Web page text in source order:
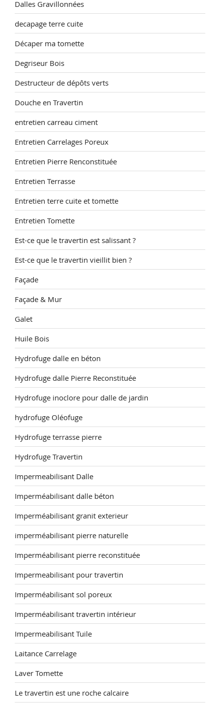
Dalles Gravillonnées
decapage terre cuite
Décaper ma tomette
Degriseur Bois
Destructeur de dépôts verts
Douche en Travertin
entretien carreau ciment
Entretien Carrelages Poreux
Entretien Pierre Renconstituée
Entretien Terrasse
Entretien terre cuite et tomette
Entretien Tomette
Est-ce que le travertin est salissant ?
Est-ce que le travertin vieillit bien ?
Façade
Façade & Mur
Galet
Huile Bois
Hydrofuge dalle en béton
Hydrofuge dalle Pierre Reconstituée
Hydrofuge inoclore pour dalle de jardin
hydrofuge Oléofuge
Hydrofuge terrasse pierre
Hydrofuge Travertin
Impermeabilisant Dalle
Imperméabilisant dalle béton
Imperméabilisant granit exterieur
imperméabilisant pierre naturelle
Imperméabilisant pierre reconstituée
Impermeabilisant pour travertin
Imperméabilisant sol poreux
Imperméabilisant travertin intérieur
Impermeabilisant Tuile
Laitance Carrelage
Laver Tomette
Le travertin est une roche calcaire